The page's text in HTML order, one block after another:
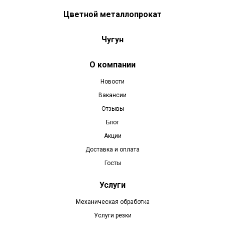
Цветной металлопрокат
Чугун
О компании
Новости
Вакансии
Отзывы
Блог
Акции
Доставка и оплата
Госты
Услуги
Механическая обработка
Услуги резки